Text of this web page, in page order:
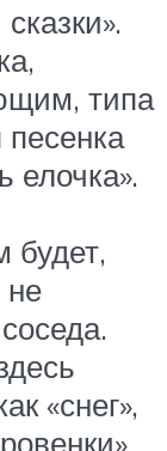
типа
песенка
елочка».
будет,
не
«снег»,